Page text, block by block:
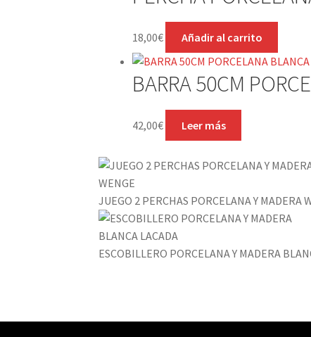
18,00€ Añadir al carrito
BARRA 50CM
42,00€ Leer más
JUEGO 2 PERCHAS PORCELANA Y MADERA
ESCOBILLERO PORCELANA Y MADERA